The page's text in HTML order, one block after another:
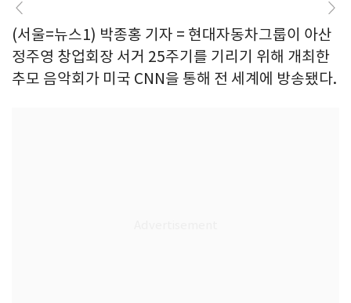
(서울=뉴스1) 박종홍 기자 = 현대자동차그룹이 아산
정주영 창업회장 서거 25주기를 기리기 위해 개최한
추모 음악회가 미국 CNN을 통해 전 세계에 방송됐다.